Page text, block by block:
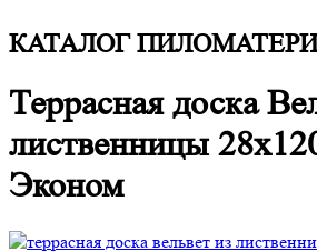
КАТАЛОГ
Террасная доска
лиственницы
Эконом